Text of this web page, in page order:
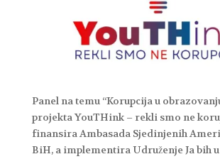
Panel na temu “Korupcija u
projekta YouTHink – rekli smo ne
finansira Ambasada Sjedinjenih
BiH, a implementira Udruženje Ja bih u